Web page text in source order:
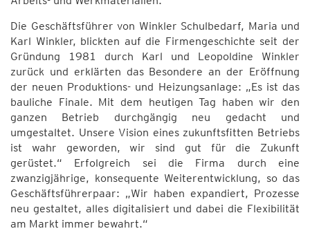
Die Geschäftsführer von Winkler Schulbedarf, Maria und
Karl Winkler, blickten auf die Firmengeschichte seit der
Gründung 1981 durch Karl und Leopoldine Winkler
zurück und erklärten das Besondere an der Eröffnung
der neuen Produktions- und Heizungsanlage: „Es ist das
bauliche Finale. Mit dem heutigen Tag haben wir den
ganzen Betrieb durchgängig neu gedacht und
umgestaltet. Unsere Vision eines zukunftsfitten Betriebs
ist wahr geworden, wir sind gut für die Zukunft
gerüstet.“ Erfolgreich sei die Firma durch eine
zwanzigjährige, konsequente Weiterentwicklung, so das
Geschäftsführerpaar: „Wir haben expandiert, Prozesse
neu gestaltet, alles digitalisiert und dabei die Flexibilität
am Markt immer bewahrt.“